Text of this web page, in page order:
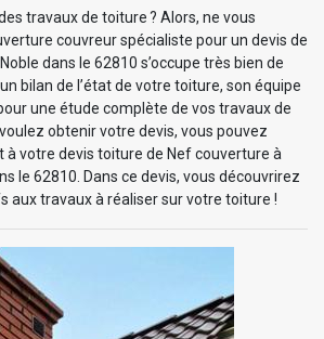
travaux de toiture ? Alors, ne vous
couvreur spécialiste pour un devis de
dans le 62810 s’occupe très bien de
bilan de l’état de votre toiture, son équipe
une étude complète de vos travaux de
obtenir votre devis, vous pouvez
votre devis toiture de Nef couverture à
le 62810. Dans ce devis, vous découvrirez
aux travaux à réaliser sur votre toiture !